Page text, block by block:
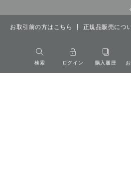
お取引前の方はこちら 正規品販売につ
検索 ログイン 購入履歴